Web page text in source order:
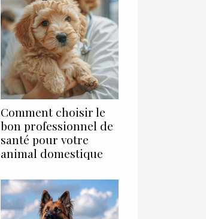
Comment choisir le
bon professionnel de
santé pour votre
animal domestique